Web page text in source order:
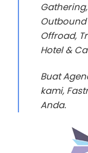
Outbound
Offroad,
Hotel &
Buat
kami,
Anda.